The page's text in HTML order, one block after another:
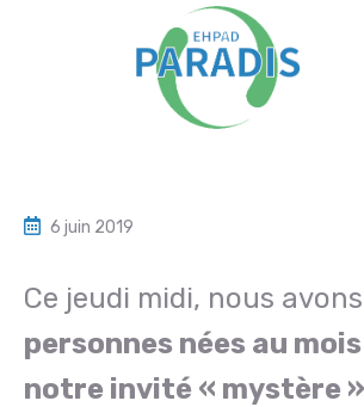
6 juin 2019
Ce jeudi midi, nous
personnes nées au
notre invité « mystère »